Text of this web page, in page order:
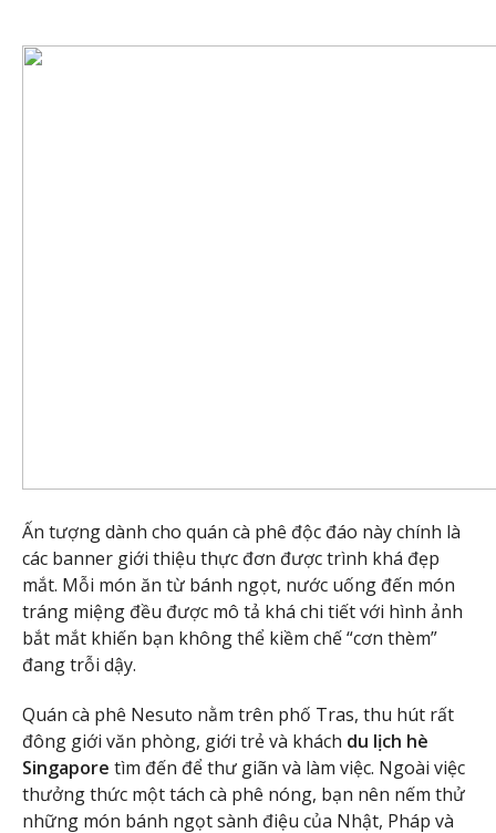
Ấn tượng dành cho quán cà phê độc đáo này chính là
các banner giới thiệu thực đơn được trình khá đẹp
mắt. Mỗi món ăn từ bánh ngọt, nước uống đến món
tráng miệng đều được mô tả khá chi tiết với hình ảnh
bắt mắt khiến bạn không thể kiềm chế “cơn thèm”
đang trỗi dậy.
Quán cà phê Nesuto nằm trên phố Tras, thu hút rất
đông giới văn phòng, giới trẻ và khách du lịch hè
Singapore tìm đến để thư giãn và làm việc. Ngoài việc
thưởng thức một tách cà phê nóng, bạn nên nếm thử
những món bánh ngọt sành điệu của Nhật, Pháp và